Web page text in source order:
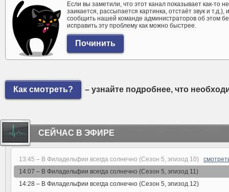
Если вы заметили, что этот канал показывает как-то
заикается, рассыпается картинка, отстаёт звук и
сообщить нашей команде администраторов об этом
исправить эту проблему как можно быстрее.
Как смотреть? – узнайте подробнее, что
СЕЙЧАС В ЭФИРЕ
13:45 – В Филадельфии всегда солнечно (Сезон 5, эпизод 10)
14:07 – В Филадельфии всегда солнечно (Сезон 5, эпизод 11)
14:28 – В Филадельфии всегда солнечно (Сезон 5, эпизод 12)